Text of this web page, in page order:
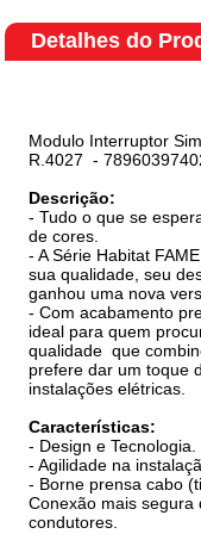
Detalhes do
Modulo Interruptor
R.4027 -
Descrição:
- Tudo o que se
de cores.
- A Série Habitat
sua qualidade, seu
ganhou uma nova
- Com acabamento
ideal para quem
qualidade que
prefere dar um toque
instalações elétricas.
Características:
- Design e Tecnologia.
- Agilidade na
- Borne prensa cabo
Conexão mais
condutores.